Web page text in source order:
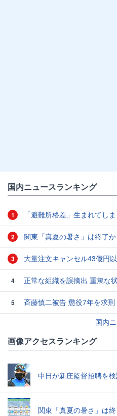
国内ニュースランキング
1 「避難所格差」生まれてし
2 関東「真夏の暑さ」は終了か
3 大量注文キャンセル43億円
4 正常な組織を誤摘出 重篤な
5
斉藤慎二被告 懲役7年を求刑
国内
画像アクセスランキング
中日が新庄監督招聘を
関東「真夏の暑さ」は